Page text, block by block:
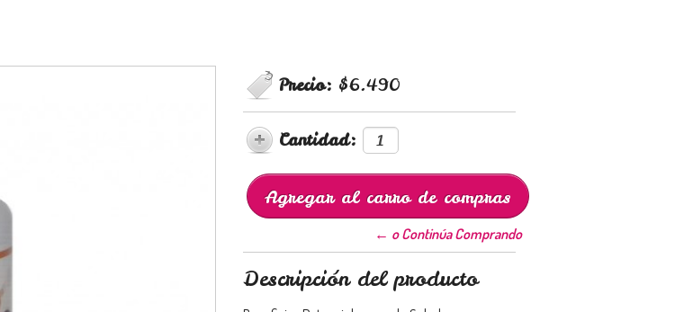
Precio: $6.490
Cantidad:
← o Continúa Comprando
Descripción del producto